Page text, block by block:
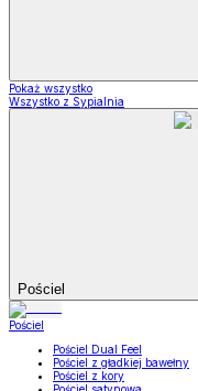
Pokaż wszystko
Wszystko z Sypialnia
Pościel
Pościel
Pościel Dual Feel
Pościel z gładkiej bawełny
Pościel z kory